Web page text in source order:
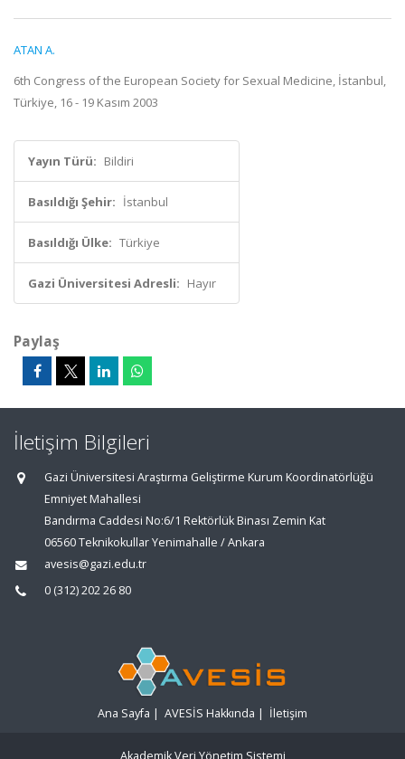
ATAN A.
6th Congress of the European Society for Sexual Medicine, İstanbul,
Türkiye, 16 - 19 Kasım 2003
Yayın Türü: Bildiri
Basıldığı Şehir: İstanbul
Basıldığı Ülke: Türkiye
Gazi Üniversitesi Adresli: Hayır
Paylaş
İletişim Bilgileri
Gazi Üniversitesi Araştırma Geliştirme Kurum Koordinatörlüğü
Emniyet Mahallesi
Bandırma Caddesi No:6/1 Rektörlük Binası Zemin Kat
06560 Teknikokullar Yenimahalle / Ankara
avesis@gazi.edu.tr
0 (312) 202 26 80
Ana Sayfa | AVESİS Hakkında | İletişim
Akademik Veri Yönetim Sistemi